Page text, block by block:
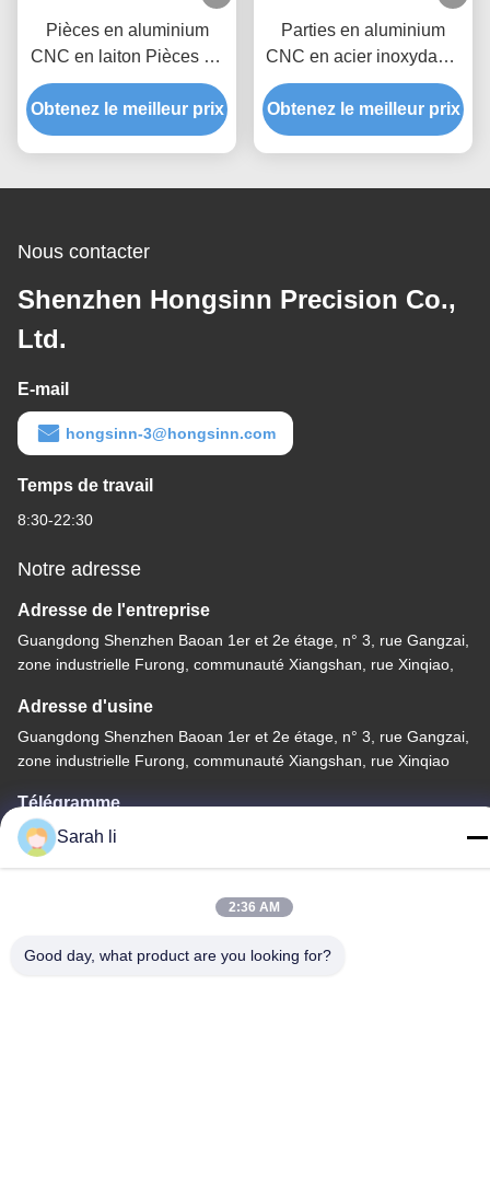
Pièces en aluminium
CNC en laiton Pièces en
billet CNC
Obtenez le meilleur prix
Parties en aluminium
CNC en acier inoxydable
pour drones
électroniques
Obtenez le meilleur prix
Nous contacter
Shenzhen Hongsinn Precision Co.,
Ltd.
E-mail
hongsinn-3@hongsinn.com
Temps de travail
8:30-22:30
Notre adresse
Adresse de l'entreprise
Guangdong Shenzhen Baoan 1er et 2e étage, n° 3, rue Gangzai,
zone industrielle Furong, communauté Xiangshan, rue Xinqiao,
Adresse d'usine
Guangdong Shenzhen Baoan 1er et 2e étage, n° 3, rue Gangzai,
zone industrielle Furong, communauté Xiangshan, rue Xinqiao
Télégramme
86-0755-27097532-8:30
Chine Bonne qualité Service d'usinage CNC sur mesure
Sarah li
2:36 AM
Good day, what product are you looking for?